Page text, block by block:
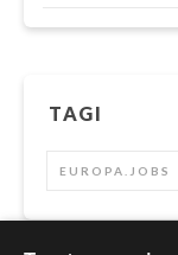
TAGI
EUROPA.JOBS